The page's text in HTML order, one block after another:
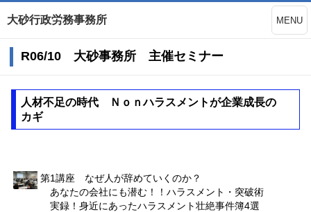
大砂行政労務事務所 MENU
R06/10 大砂事務所 主催セミナー
人材不足の時代 Ｎｏｎハラスメントが企業成長の
カギ
第1講座 なぜ人が辞めていくのか？
あなたの会社にも潜む！！ハラスメント・突破術
実録！身近にあったハラスメント壮絶事件簿4選